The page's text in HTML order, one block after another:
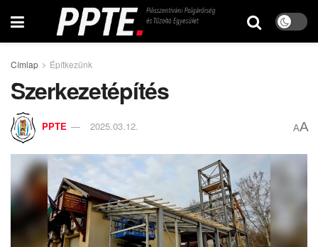
Címlap Építkezünk
Szerkezetépítés
PPTE 2025.03.12. AA